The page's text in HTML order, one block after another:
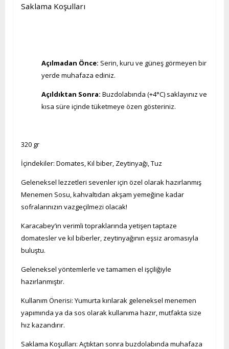
Saklama Koşulları
Açılmadan Önce: Serin, kuru ve güneş görmeyen bir
yerde muhafaza ediniz.
Açıldıktan Sonra: Buzdolabında (+4°C) saklayınız ve
kısa süre içinde tüketmeye özen gösteriniz.
320 gr
İçindekiler: Domates, Kıl biber, Zeytinyağı, Tuz
Geleneksel lezzetleri sevenler için özel olarak hazırlanmış
Menemen Sosu, kahvaltıdan akşam yemeğine kadar
sofralarınızın vazgeçilmezi olacak!
Karacabey’in verimli topraklarında yetişen taptaze
domatesler ve kıl biberler, zeytinyağının eşsiz aromasıyla
buluştu.
Geleneksel yöntemlerle ve tamamen el işçiliğiyle
hazırlanmıştır.
Kullanım Önerisi: Yumurta kırılarak geleneksel menemen
yapımında ya da sos olarak kullanıma hazır, mutfakta size
hız kazandırır.
Saklama Koşulları: Açtıktan sonra buzdolabında muhafaza